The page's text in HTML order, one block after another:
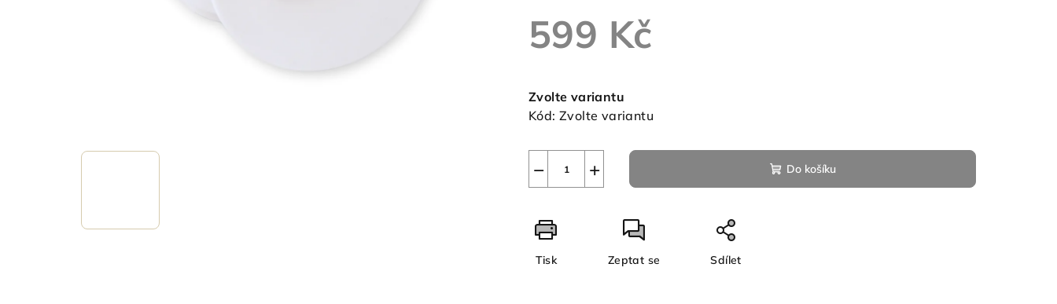
599 Kč
cena:
Zvolte variantu
Kód: Zvolte variantu
+
− Do košíku
Tisk Zeptat se Sdílet